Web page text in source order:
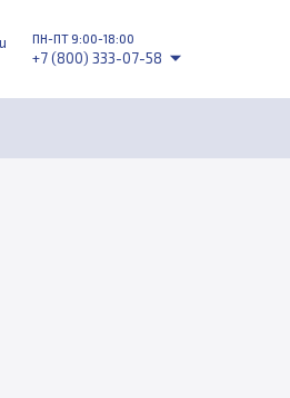
ПН-ПТ 9:00-18:00
+7 (800) 333-07-58